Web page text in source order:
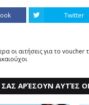
Twitter
οι αιτήσεις για το voucher
ΑΡΈΣΟΥΝ ΑΥΤΈΣ